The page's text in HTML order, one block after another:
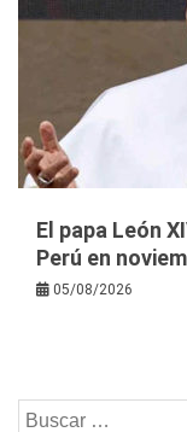
El papa León
Perú en
05/08/2026
Buscar: